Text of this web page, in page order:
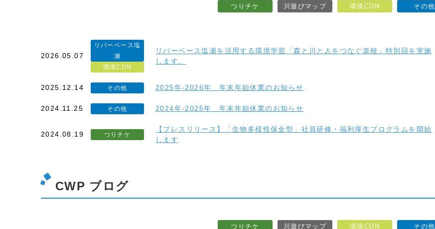
つりチケ 川遊びマップ 環境CDN その他
2026.05.07
リバーベース塩
瀬
環境CDN
リバーベース塩瀬を活用する環境学習「森と川と人をつなぐ楽校」特別回を実施
します。
2025.12.14 その他 2025年-2026年 年末年始休業のお知らせ
2024.11.25 その他 2024年-2025年 年末年始休業のお知らせ
2024.08.19 つりチケ
【プレスリリース】「生物多様性保全型」社員研修・福利厚生プログラムを開始
します
CWP ブログ
つりチケ 川遊びマップ 環境CDN その他